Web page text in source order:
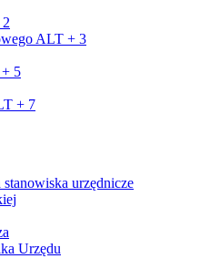
ALT + 3
5
+ 7
urzędnicze
Urzędu